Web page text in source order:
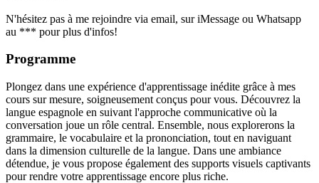
N'hésitez pas à me rejoindre via email, sur iMessage ou Whatsapp
au *** pour plus d'infos!
Programme
Plongez dans une expérience d'apprentissage inédite grâce à mes
cours sur mesure, soigneusement conçus pour vous. Découvrez la
langue espagnole en suivant l'approche communicative où la
conversation joue un rôle central. Ensemble, nous explorerons la
grammaire, le vocabulaire et la prononciation, tout en naviguant
dans la dimension culturelle de la langue. Dans une ambiance
détendue, je vous propose également des supports visuels captivants
pour rendre votre apprentissage encore plus riche.